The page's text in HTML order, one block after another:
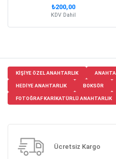
₺200,00
KDV Dahil
KIŞIYE ÖZEL ANAHTARLIK
HEDIYE ANAHTARLIK BOKSÖR
FOTOĞRAF KARIKATÜRLÜ ANAHTARLIK
Ücretsiz Kargo